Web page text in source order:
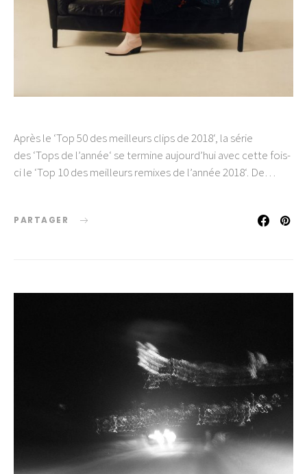
Après le ‘Top 50 des meilleurs clips de 2018‘, la série
des ‘Tops de l’année‘ se termine aujourd’hui avec cette fois-
ci le ‘Top 10 des meilleurs remixes de l’année 2018‘. De…
PARTAGER